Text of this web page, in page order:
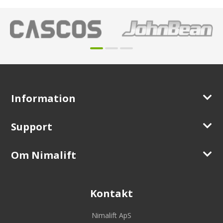
Information
Support
Om Nimalift
Kontakt
Nimalift ApS